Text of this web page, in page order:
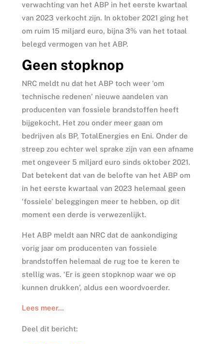
verwachting van het ABP in het eerste kwartaal
van 2023 verkocht zijn. In oktober 2021 ging het
om ruim 15 miljard euro, bijna 3% van het totaal
belegd vermogen van het ABP.
Geen stopknop
NRC meldt nu dat het ABP toch weer ‘om
technische redenen’ nieuwe aandelen van
producenten van fossiele brandstoffen heeft
bijgekocht. Het zou onder meer gaan om
bedrijven als BP, TotalEnergies en Eni. Onder de
streep zou echter wel sprake zijn van een afname
met ongeveer 5 miljard euro sinds oktober 2021.
Dat betekent dat van de belofte van het ABP om
in het eerste kwartaal van 2023 helemaal geen
‘fossiele’ beleggingen meer te hebben, op dit
moment een derde is verwezenlijkt.
Het ABP meldt aan NRC dat de aankondiging
vorig jaar om producenten van fossiele
brandstoffen helemaal de rug toe te keren te
stellig was. ‘Er is geen stopknop waar we op
kunnen drukken’, aldus een woordvoerder.
Lees meer…
Deel dit bericht: